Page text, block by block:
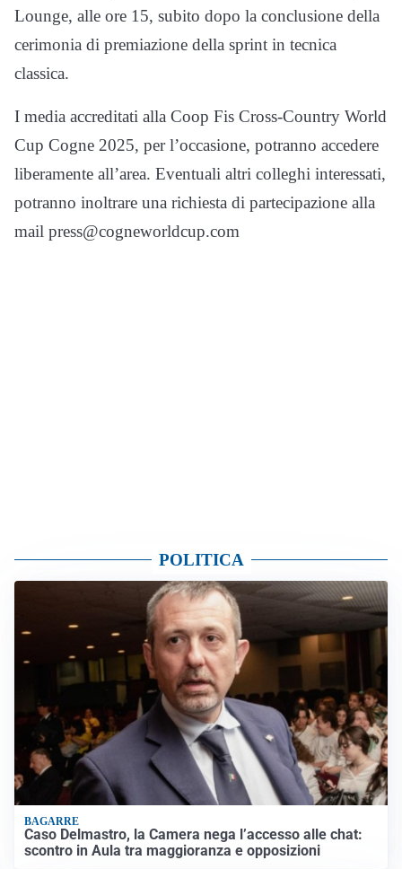
Lounge, alle ore 15, subito dopo la conclusione della
cerimonia di premiazione della sprint in tecnica
classica.
I media accreditati alla Coop Fis Cross-Country World
Cup Cogne 2025, per l’occasione, potranno accedere
liberamente all’area. Eventuali altri colleghi interessati,
potranno inoltrare una richiesta di partecipazione alla
mail press@cogneworldcup.com
POLITICA
BAGARRE
Caso Delmastro, la Camera nega l’accesso alle chat:
scontro in Aula tra maggioranza e opposizioni